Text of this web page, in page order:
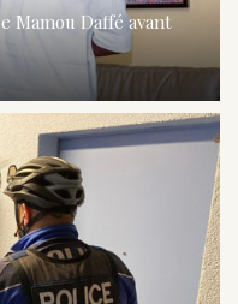
Mamou Daffé avant